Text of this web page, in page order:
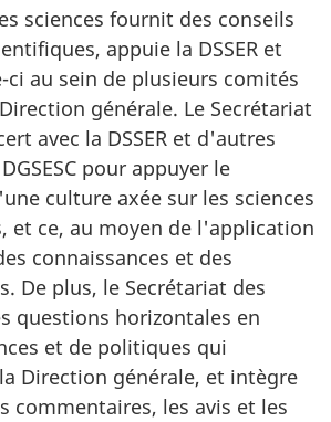
sciences fournit des conseils
appuie la DSSER et
ci au sein de plusieurs comités
générale. Le Secrétariat
avec la DSSER et d'autres
pour appuyer le
culture axée sur les sciences
et ce, au moyen de l'application
connaissances et des
De plus, le Secrétariat des
questions horizontales en
et de politiques qui
Direction générale, et intègre
commentaires, les avis et les